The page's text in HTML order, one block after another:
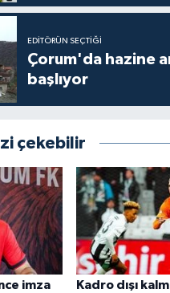
EDITÖRÜN SEÇTIĞI
Çorum'da hazine
başlıyor
çekebilir
imza
Kadro dışı